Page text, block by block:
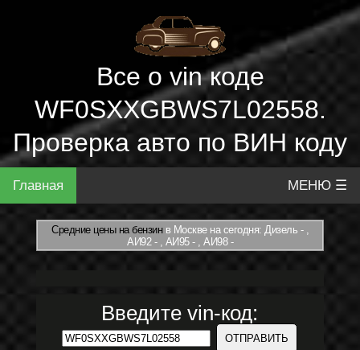
Все о vin коде
WF0SXXGBWS7L02558.
Проверка авто по ВИН коду
Главная МЕНЮ ☰
Средние цены на бензинв Москве на сегодня: Дизель - ,
АИ92 - , АИ95 - , АИ98 -
Введите vin-код: